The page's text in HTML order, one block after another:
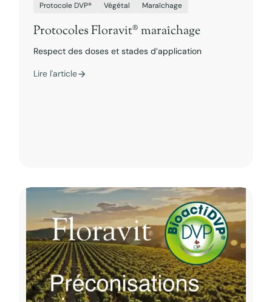
Protocole DVP® Végétal Maraîchage
Protocoles Floravit® maraîchage
Respect des doses et stades d’application
Lire l'article